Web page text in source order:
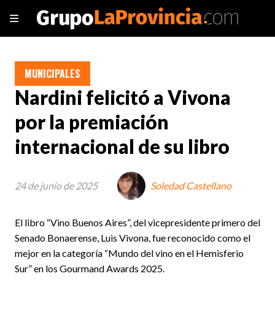
Nardini felicitó a Vivona
por la premiación
internacional de su libro
El libro “Vino Buenos Aires”, del vicepresidente primero del
Senado Bonaerense, Luis Vivona, fue reconocido como el
mejor en la categoría “Mundo del vino en el Hemisferio
Sur” en los Gourmand Awards 2025.
MUNICIPALES
24 de junio de 2025 Soledad Castellano